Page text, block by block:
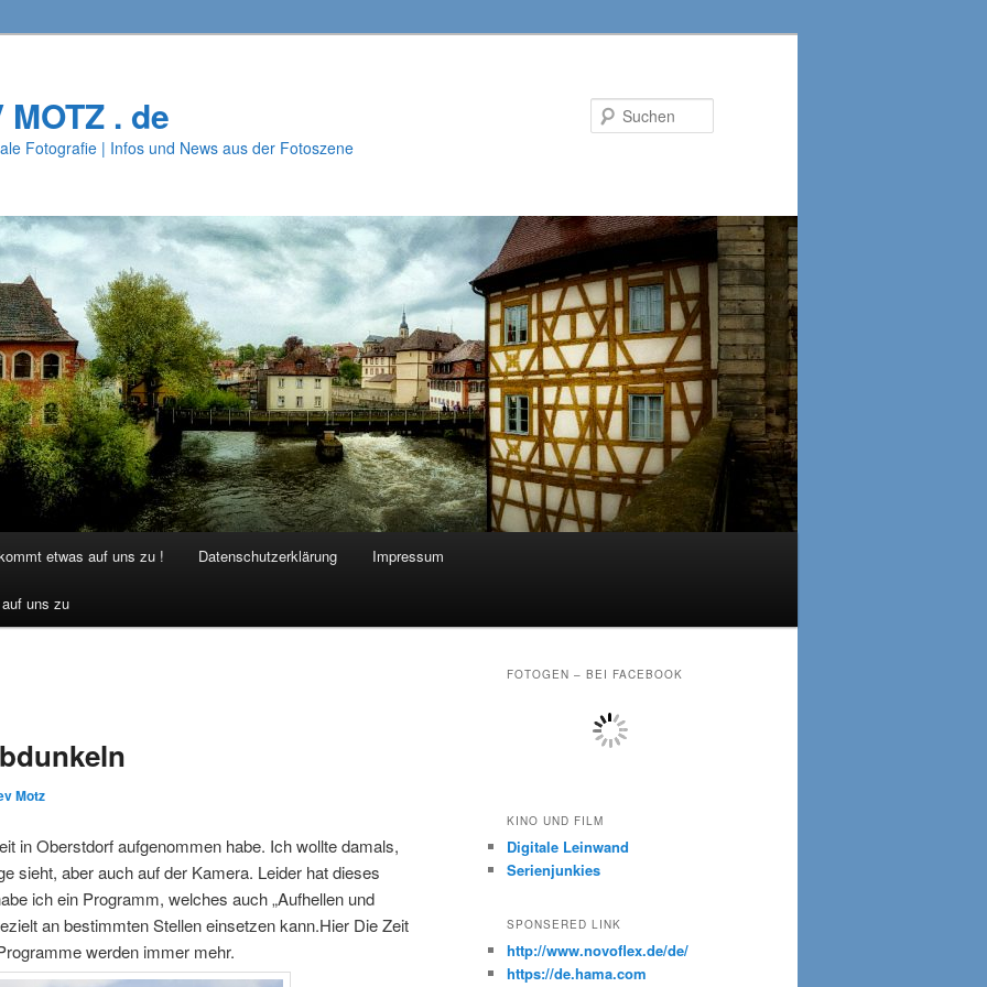
. de
Fotografie | Infos und News aus der Fotoszene
etwas auf uns zu ! Datenschutzerklärung Impressum
uns zu
Motz
in Oberstdorf aufgenommen habe. Ich wollte damals,
sieht, aber auch auf der Kamera. Leider hat dieses
ich ein Programm, welches auch „Aufhellen und
an bestimmten Stellen einsetzen kann.Hier Die Zeit
werden immer mehr.
FOTOGEN – BEI FACEBOOK
KINO UND FILM
Digitale Leinwand
Serienjunkies
SPONSERED LINK
http://www.novoflex.de/de/
https://de.hama.com